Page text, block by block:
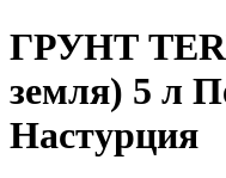
ГРУНТ
земля) 5 л
Настурция